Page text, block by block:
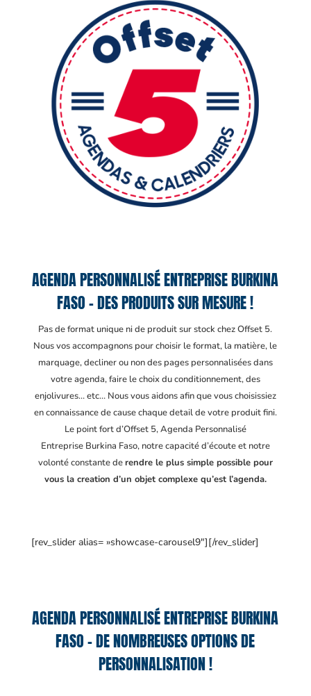
AGENDA PERSONNALISÉ ENTREPRISE BURKINA
FASO – DES PRODUITS SUR MESURE !
Pas de format unique ni de produit sur stock chez Offset 5.
Nous vos accompagnons pour choisir le format, la matière, le
marquage, decliner ou non des pages personnalisées dans
votre agenda, faire le choix du conditionnement, des
enjolivures… etc… Nous vous aidons afin que vous choisissiez
en connaissance de cause chaque detail de votre produit fini.
Le point fort d’Offset 5, Agenda Personnalisé
Entreprise Burkina Faso, notre capacité d’écoute et notre
volonté constante derendre le plus simple possible pour
vous la creation d’un objet complexe qu’est l’agenda.
[rev_slider alias= »showcase-carousel9″][/rev_slider]
AGENDA PERSONNALISÉ ENTREPRISE BURKINA
FASO – DE NOMBREUSES OPTIONS DE
PERSONNALISATION !